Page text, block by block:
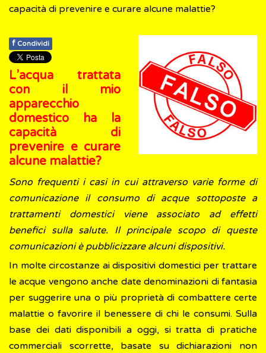
capacità di prevenire e curare alcune malattie?
f Condividi
L’acqua trattata
con il mio
apparecchio
domestico ha la
capacità di
prevenire e curare
alcune malattie?
Sono frequenti i casi in cui attraverso varie forme di
comunicazione il consumo di acque sottoposte a
trattamenti domestici viene associato ad effetti
benefici sulla salute. Il principale scopo di queste
comunicazioni è pubblicizzare alcuni dispositivi.
In molte circostanze ai dispositivi domestici per trattare
le acque vengono anche date denominazioni di fantasia
per suggerire una o più proprietà di combattere certe
malattie o favorire il benessere di chi le consumi. Sulla
base dei dati disponibili a oggi, si tratta di pratiche
commerciali scorrette, basate su dichiarazioni non